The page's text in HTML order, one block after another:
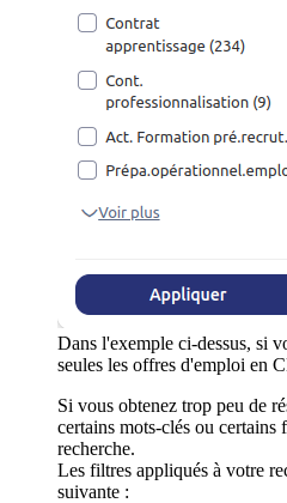
Dans l'exemple ci-dessus, si
seules les offres d'emploi en
Si vous obtenez trop peu de
certains mots-clés ou certains
recherche.
Les filtres appliqués à votre
suivante :